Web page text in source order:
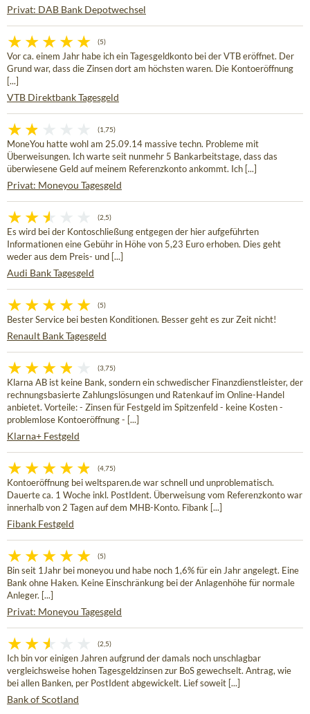
Privat: DAB Bank Depotwechsel
(5)
Vor ca. einem Jahr habe ich ein Tagesgeldkonto bei der VTB eröffnet. Der
Grund war, dass die Zinsen dort am höchsten waren. Die Kontoeröffnung
[...]
VTB Direktbank Tagesgeld
(1,75)
MoneYou hatte wohl am 25.09.14 massive techn. Probleme mit
Überweisungen. Ich warte seit nunmehr 5 Bankarbeitstage, dass das
überwiesene Geld auf meinem Referenzkonto ankommt. Ich [...]
Privat: Moneyou Tagesgeld
(2,5)
Es wird bei der Kontoschließung entgegen der hier aufgeführten
Informationen eine Gebühr in Höhe von 5,23 Euro erhoben. Dies geht
weder aus dem Preis- und [...]
Audi Bank Tagesgeld
(5)
Bester Service bei besten Konditionen. Besser geht es zur Zeit nicht!
Renault Bank Tagesgeld
(3,75)
Klarna AB ist keine Bank, sondern ein schwedischer Finanzdienstleister, der
rechnungsbasierte Zahlungslösungen und Ratenkauf im Online-Handel
anbietet. Vorteile: - Zinsen für Festgeld im Spitzenfeld - keine Kosten -
problemlose Kontoeröffnung - [...]
Klarna+ Festgeld
(4,75)
Kontoeröffnung bei weltsparen.de war schnell und unproblematisch.
Dauerte ca. 1 Woche inkl. PostIdent. Überweisung vom Referenzkonto war
innerhalb von 2 Tagen auf dem MHB-Konto. Fibank [...]
Fibank Festgeld
(5)
Bin seit 1Jahr bei moneyou und habe noch 1,6% für ein Jahr angelegt. Eine
Bank ohne Haken. Keine Einschränkung bei der Anlagenhöhe für normale
Anleger. [...]
Privat: Moneyou Tagesgeld
(2,5)
Ich bin vor einigen Jahren aufgrund der damals noch unschlagbar
vergleichsweise hohen Tagesgeldzinsen zur BoS gewechselt. Antrag, wie
bei allen Banken, per PostIdent abgewickelt. Lief soweit [...]
Bank of Scotland